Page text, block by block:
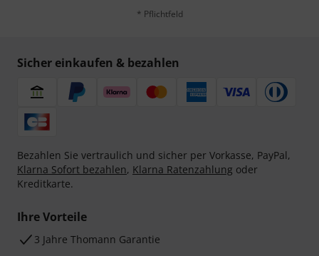
* Pflichtfeld
Sicher einkaufen & bezahlen
Bezahlen Sie vertraulich und sicher per Vorkasse, PayPal,
Klarna Sofort bezahlen, Klarna Ratenzahlung oder
Kreditkarte.
Ihre Vorteile
3 Jahre Thomann Garantie